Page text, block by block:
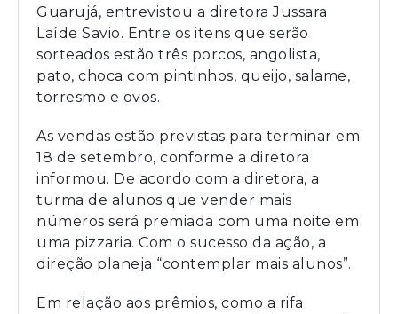
Guarujá, entrevistou a diretora Jussara
Laíde Savio. Entre os itens que serão
sorteados estão três porcos, angolista,
pato, choca com pintinhos, queijo, salame,
torresmo e ovos.
As vendas estão previstas para terminar em
18 de setembro, conforme a diretora
informou. De acordo com a diretora, a
turma de alunos que vender mais
números será premiada com uma noite em
uma pizzaria. Com o sucesso da ação, a
direção planeja “contemplar mais alunos”.
Em relação aos prêmios, como a rifa